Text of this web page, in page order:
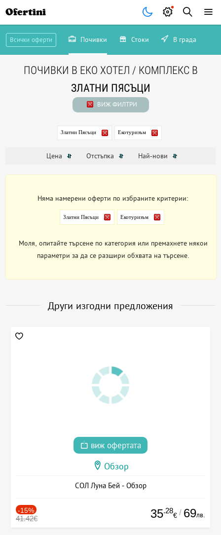
Ofertini
Всички оферти Почивки Стоки В града
ПОЧИВКИ В ЕКО ХОТЕЛ / КОМПЛЕКС В
ЗЛАТНИ ПЯСЪЦИ
ВИЖ ФИЛТРИ
Златни Пясъци Екотуризъм
Цена Отстъпка Най-нови
Няма намерени оферти по избраните критерии:
Златни Пясъци Екотуризъм
Моля, опитайте търсене по категория или премахнете някои
параметри за да се разшири обхвата на търсене.
Други изгодни предложения
виж офертата
Обзор
СОЛ Луна Бей - Обзор
-15%
41.42€ 35.28
€ / 69лв.